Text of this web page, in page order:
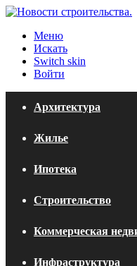
Меню
Искать
Switch skin
Войти
Архитектура
Жилье
Ипотека
Строительство
Коммерческая
Инфраструктура